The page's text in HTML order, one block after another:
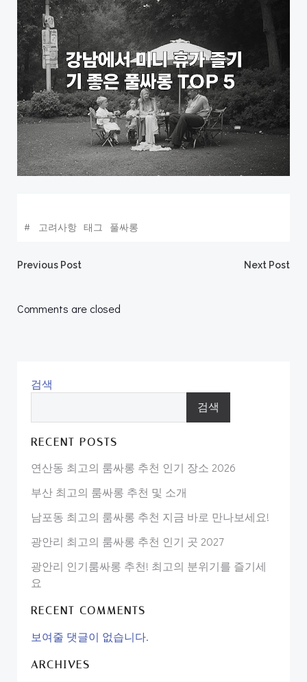
# 고려사항 태그 풀싸롱
Post
navigation
Previous Post Next Post
Comments are closed
검색
검색
RECENT POSTS
연산동 최고의 룸싸롱 추천 인기 장소 2026
부산 최고의 룸싸롱 추천 및 소개
남포동 최고의 룸싸롱 추천 지금 바로 만나보세요!
광안리 최고의 룸싸롱 추천 인기 곳 2027
광안리 인기룸싸롱 추천! 최고의 분위기를 즐기세
요
RECENT COMMENTS
보여줄 댓글이 없습니다.
ARCHIVES